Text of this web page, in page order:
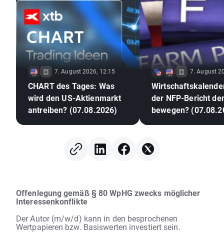
7. August 2026, 12:15
CHART des Tages: Was
wird den US-Aktienmarkt
antreiben? (07.08.2026)
7. August
der NFP-Bericht
bewegen?
Offenlegung gemäß § 80 WpHG zwecks möglicher
Interessenkonflikte
Der Autor (m/w/d) kann in den besprochenen
Wertpapieren bzw. Basiswerten investiert sein.